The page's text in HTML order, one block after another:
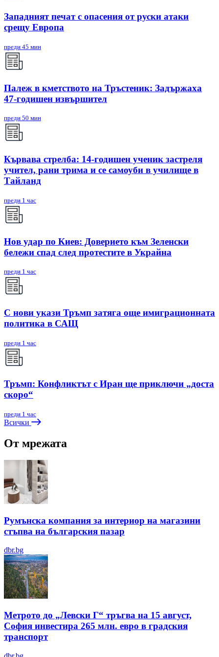
Западният печат с опасения от руски атаки
срещу Европа
преди 45 мин
Палеж в кметството на Тръстеник: Задържаха
47-годишен извършител
преди 50 мин
Кървава стрелба: 14-годишен ученик застреля
учител, рани трима и се самоуби в училище в
Тайланд
преди 1 час
Нов удар по Киев: Доверието към Зеленски
бележи спад след протестите в Украйна
преди 1 час
С нови укази Тръмп затяга още имиграционната
политика в САЩ
преди 1 час
Тръмп: Конфликтът с Иран ще приключи „доста
скоро“
преди 1 час
Всички
От мрежата
Румънска компания за интериор на магазини
стъпва на българския пазар
dbr.bg
Метрото до „Левски Г“ тръгва на 15 август,
София инвестира 265 млн. евро в градския
транспорт